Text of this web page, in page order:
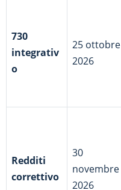
730
integrativ
o
25 ottobre
2026
Redditi
correttivo
30
novembre
2026